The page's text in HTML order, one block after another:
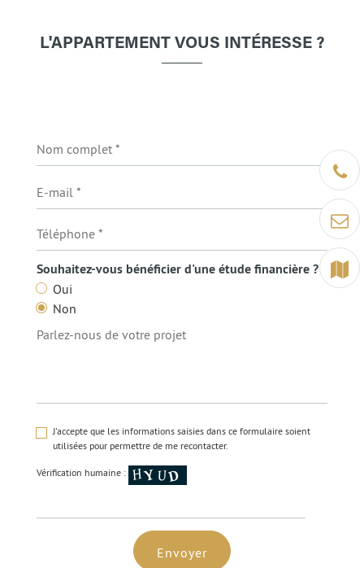
Être
Contact
Terrain
L'APPARTEMENT VOUS INTÉRESSE ?
Souhaitez-vous bénéficier d'une étude financière ?
Oui
Non
J'accepte que les informations saisies dans ce formulaire soient
utilisées pour permettre de me recontacter.
Vérification humaine :
Envoyer